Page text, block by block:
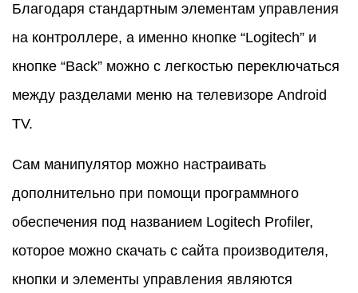
Благодаря стандартным элементам управления
на контроллере, а именно кнопке “Logitech” и
кнопке “Back” можно с легкостью переключаться
между разделами меню на телевизоре Android
TV.
Сам манипулятор можно настраивать
дополнительно при помощи программного
обеспечения под названием Logitech Profiler,
которое можно скачать с сайта производителя,
кнопки и элементы управления являются